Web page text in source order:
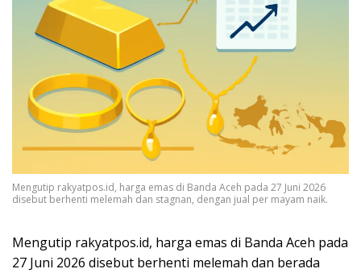
Mengutip rakyatpos.id, harga emas di Banda Aceh pada 27 Juni 2026
disebut berhenti melemah dan stagnan, dengan jual per mayam naik.
Mengutip rakyatpos.id, harga emas di Banda Aceh pada
27 Juni 2026 disebut berhenti melemah dan berada